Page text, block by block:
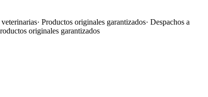
· Productos originales garantizados· Despachos a
originales garantizados